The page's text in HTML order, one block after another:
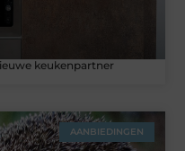
keukenpartner
AANBIEDINGEN